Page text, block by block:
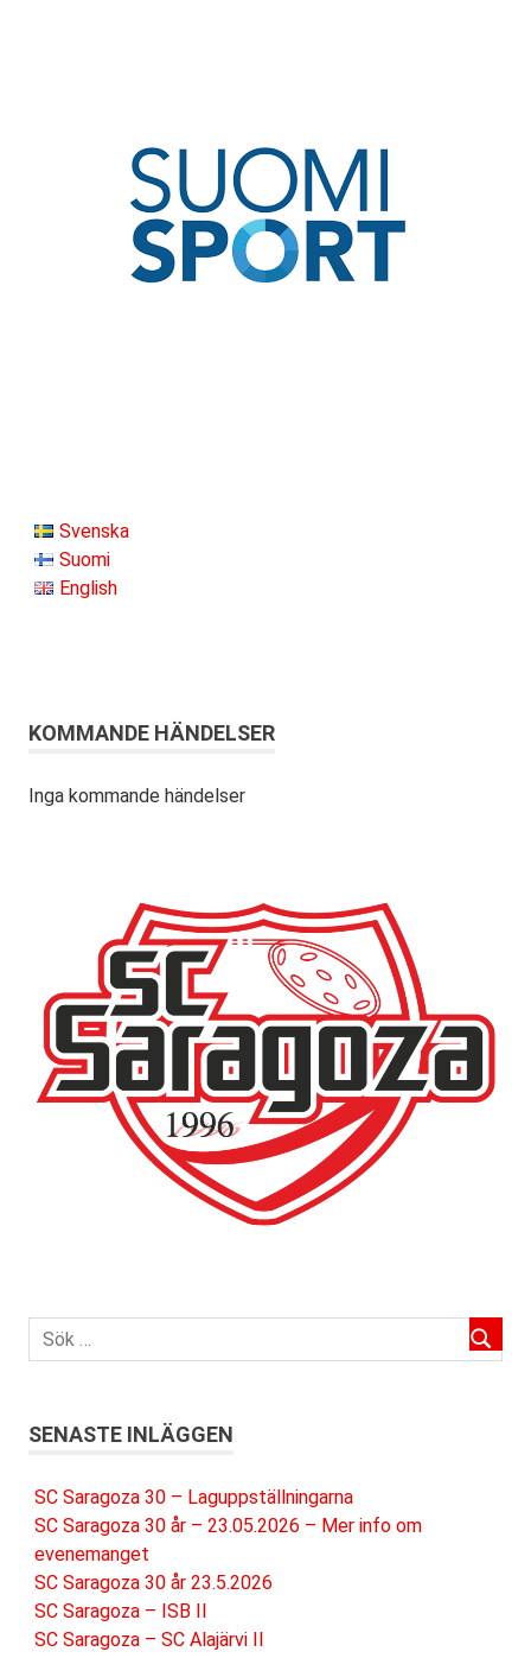
Svenska
Suomi
English
KOMMANDE HÄNDELSER
Inga kommande händelser
SENASTE INLÄGGEN
SC Saragoza 30 – Laguppställningarna
SC Saragoza 30 år – 23.05.2026 – Mer info om
evenemanget
SC Saragoza 30 år 23.5.2026
SC Saragoza – ISB II
SC Saragoza – SC Alajärvi II